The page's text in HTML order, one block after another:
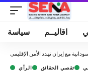
سياسة اقاليــم
مع إيران تهدد الأمن الإقليمي
الرأي تقصي الحقائق